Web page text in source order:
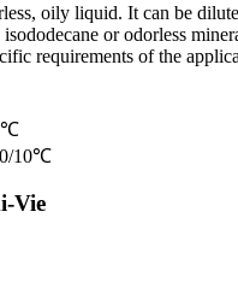
oily liquid. It can be
or odorless
requirements of the
10℃
Vie